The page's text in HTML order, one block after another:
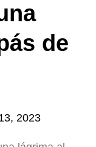
de
2023